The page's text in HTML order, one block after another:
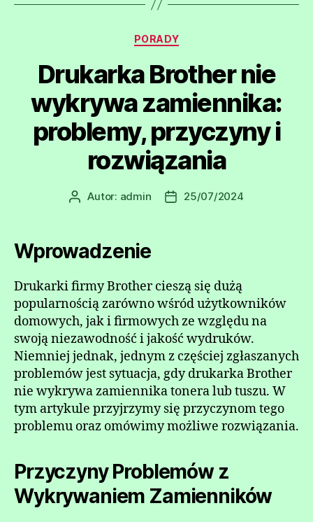
Kategorie
PORADY
Drukarka Brother nie
wykrywa zamiennika:
problemy, przyczyny i
rozwiązania
AutorAutor: admin
Data25/07/2024
Wprowadzenie
Drukarki firmy Brother cieszą się dużą
popularnością zarówno wśród użytkowników
domowych, jak i firmowych ze względu na
swoją niezawodność i jakość wydruków.
Niemniej jednak, jednym z częściej zgłaszanych
problemów jest sytuacja, gdy drukarka Brother
nie wykrywa zamiennika tonera lub tuszu. W
tym artykule przyjrzymy się przyczynom tego
problemu oraz omówimy możliwe rozwiązania.
Przyczyny Problemów z
Wykrywaniem Zamienników